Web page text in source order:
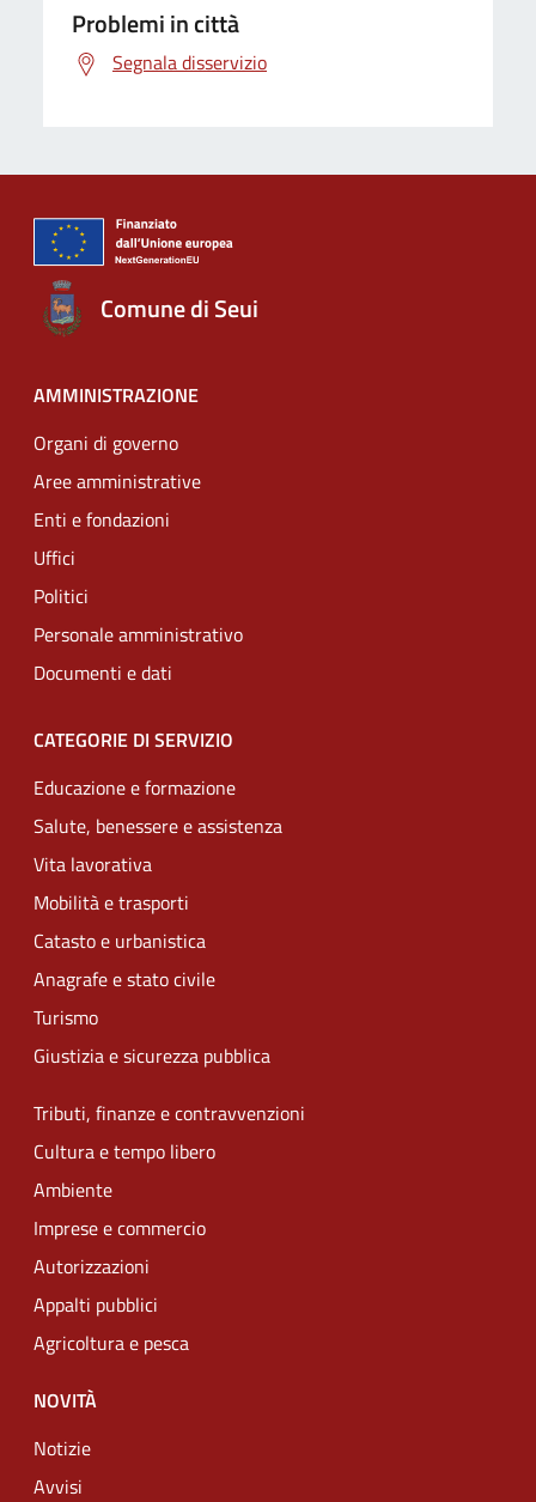
Problemi in città
Segnala disservizio
Comune di Seui
AMMINISTRAZIONE
Organi di governo
Aree amministrative
Enti e fondazioni
Uffici
Politici
Personale amministrativo
Documenti e dati
CATEGORIE DI SERVIZIO
Educazione e formazione
Salute, benessere e assistenza
Vita lavorativa
Mobilità e trasporti
Catasto e urbanistica
Anagrafe e stato civile
Turismo
Giustizia e sicurezza pubblica
Tributi, finanze e contravvenzioni
Cultura e tempo libero
Ambiente
Imprese e commercio
Autorizzazioni
Appalti pubblici
Agricoltura e pesca
NOVITÀ
Notizie
Avvisi